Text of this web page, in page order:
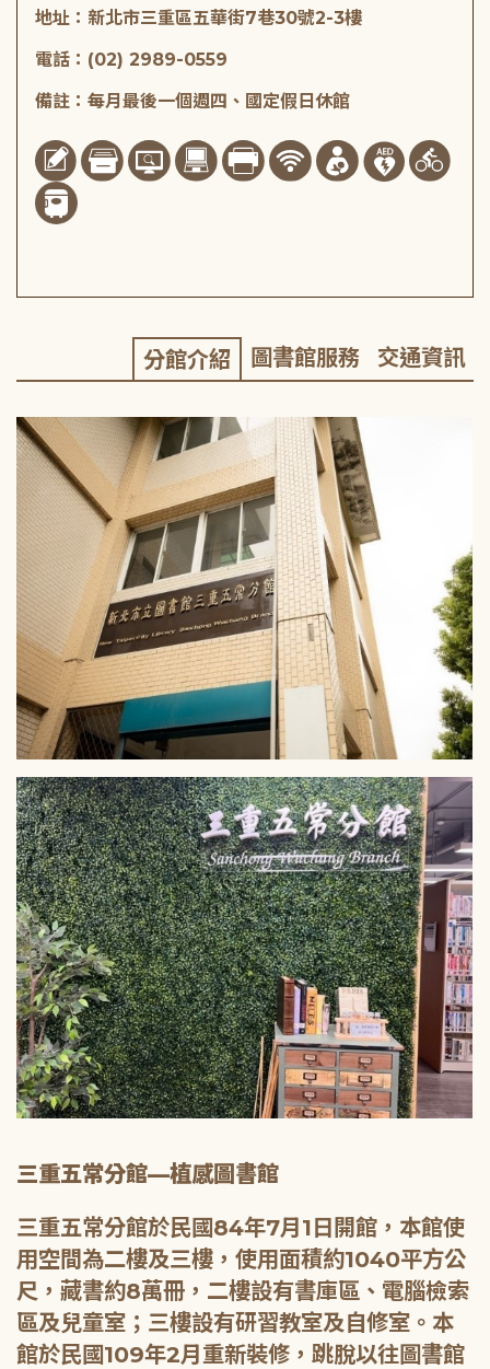
地址：新北市三重區五華街7巷30號2-3樓
電話：(02) 2989-0559
備註：每月最後一個週四、國定假日休館
分館介紹 圖書館服務 交通資訊
三重五常分館—植感圖書館
三重五常分館於民國84年7月1日開館，本館使
用空間為二樓及三樓，使用面積約1040平方公
尺，藏書約8萬冊，二樓設有書庫區、電腦檢索
區及兒童室；三樓設有研習教室及自修室。本
館於民國109年2月重新裝修，跳脫以往圖書館